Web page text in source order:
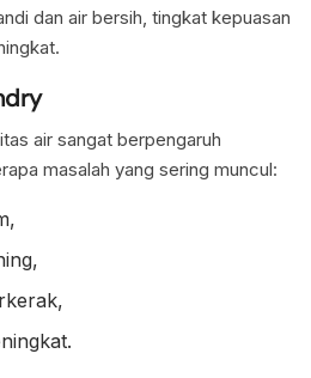
dan air bersih, tingkat kepuasan
air sangat berpengaruh
masalah yang sering muncul: